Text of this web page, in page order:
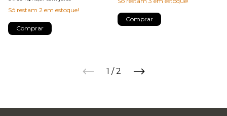
Só restam 2 em estoque!
Comprar
Comprar
1 / 2